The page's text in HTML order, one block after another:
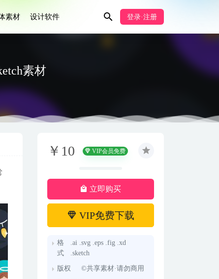
素材 设计软件 登录·注册
素材
￥10 VIP会员免费
立即购买
VIP免费下载
格
式
.ai .svg .eps .fig .xd
.sketch
版权 ©共享素材·请勿商用